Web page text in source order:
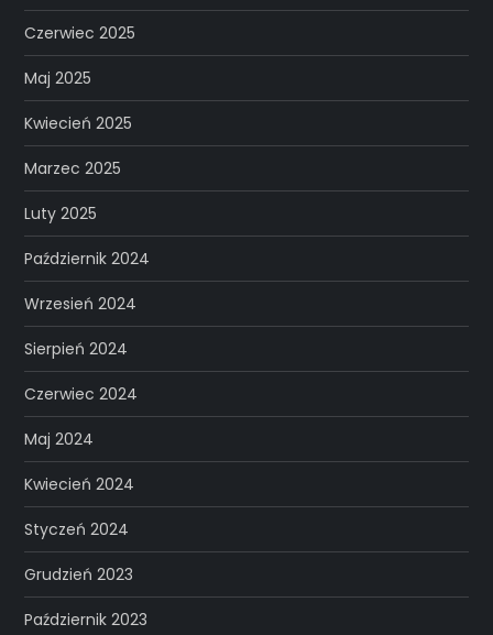
Czerwiec 2025
Maj 2025
Kwiecień 2025
Marzec 2025
Luty 2025
Październik 2024
Wrzesień 2024
Sierpień 2024
Czerwiec 2024
Maj 2024
Kwiecień 2024
Styczeń 2024
Grudzień 2023
Październik 2023